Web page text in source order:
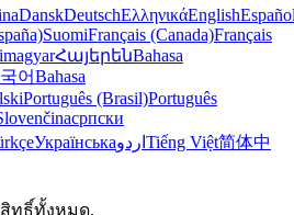
DanskDeutschΕλληνικάEnglish
SuomiFrançais (Canada)Français
magyarՀայերենBahasa
어Bahasa
Português (Brasil)Português
српски
Українськаاردو Tiếng Việt简体中
สิทธิ์ทั้งหมด.